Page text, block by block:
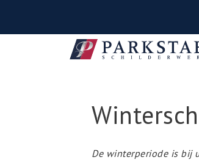
De winterperiode is bij